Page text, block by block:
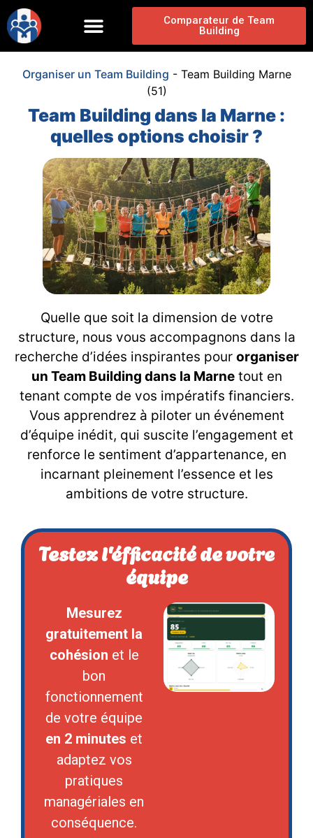
Comparateur de Team
Building
Organiser un Team Building - Team Building Marne
(51)
Team Building dans la Marne :
quelles options choisir ?
Quelle que soit la dimension de votre
structure, nous vous accompagnons dans la
recherche d’idées inspirantes pour organiser
un Team Building dans la Marnetout en
tenant compte de vos impératifs financiers.
Vous apprendrez à piloter un événement
d’équipe inédit, qui suscite l’engagement et
renforce le sentiment d’appartenance, en
incarnant pleinement l’essence et les
ambitions de votre structure.
Testez l'éfficacité de votre
équipe
Mesurez
gratuitement la
cohésion et le
bon
fonctionnement
de votre équipe
en 2 minutes et
adaptez vos
pratiques
managériales en
conséquence.